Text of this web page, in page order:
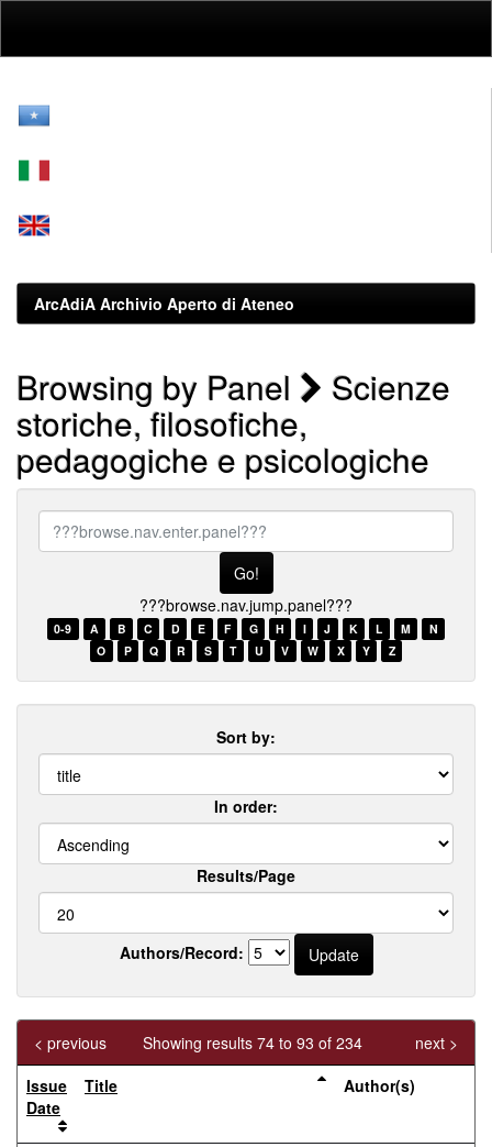
ArcAdiA Archivio Aperto di Ateneo
Browsing by Panel Scienze
storiche, filosofiche,
pedagogiche e psicologiche
???
browse.nav.enter.panel???
???browse.nav.jump.panel???
0-9 A B C D E F G H I J K L M
N
O
P Q R S T U V W X Y Z
Sort by:
In order:
Results/Page
Authors/Record:
Showing results 74 to 93 of 234
< previous
next >
Issue
Date
Title Author(s)